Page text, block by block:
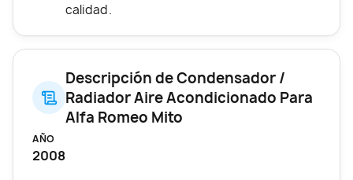
calidad.
Descripción de Condensador /
Radiador Aire Acondicionado Para
Alfa Romeo Mito
AÑO
2008